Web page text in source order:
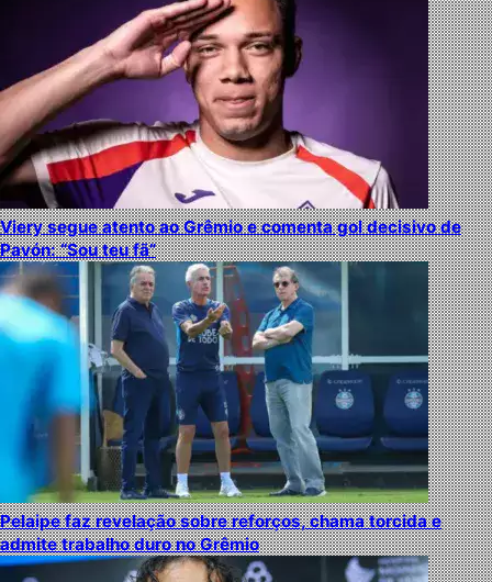
Viery segue atento ao Grêmio e comenta gol decisivo de
Pavón: “Sou teu fã”
Pelaipe faz revelação sobre reforços, chama torcida e
admite trabalho duro no Grêmio